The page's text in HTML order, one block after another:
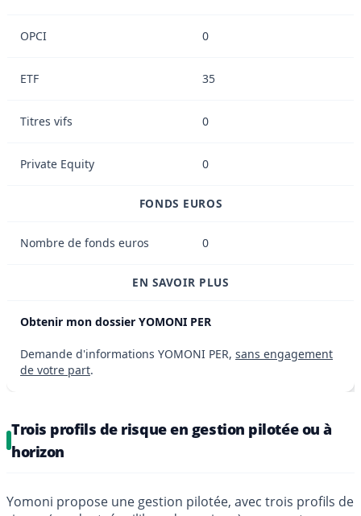
OPCI 0
ETF 35
Titres vifs 0
Private Equity 0
FONDS EUROS
Nombre de fonds euros 0
EN SAVOIR PLUS
Obtenir mon dossier YOMONI PER
Demande d'informations YOMONI PER, sans engagement
de votre part.
Trois profils de risque en gestion pilotée ou à
horizon
Yomoni propose une gestion pilotée, avec trois profils de